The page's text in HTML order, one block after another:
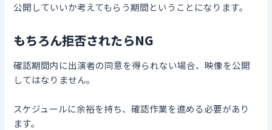
公開していいか考えてもらう期間ということになります。
もちろん拒否されたらNG
確認期間内に出演者の同意を得られない場合、映像を公開
してはなりません。
スケジュールに余裕を持ち、確認作業を進める必要があり
ます。